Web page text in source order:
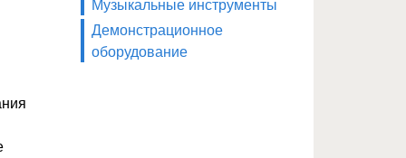
Демонстрационное
оборудование